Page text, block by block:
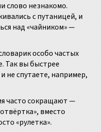
слово незнакомо.
с путаницей, и
над «чайником» —
особо частых
Так вы быстрее
не спутаете, например,
часто сокращают —
вместо
«рулетка».